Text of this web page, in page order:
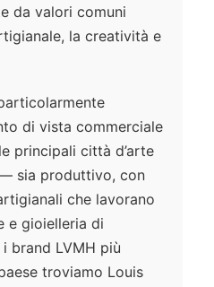
da valori comuni
la creatività e
di vista commerciale
principali città d’arte
sia produttivo, con
che lavorano
e gioielleria di
brand LVMH più
troviamo Louis